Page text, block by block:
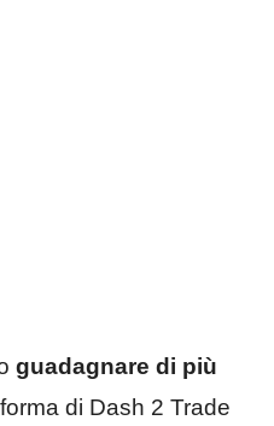
guadagnare di più
di Dash 2 Trade